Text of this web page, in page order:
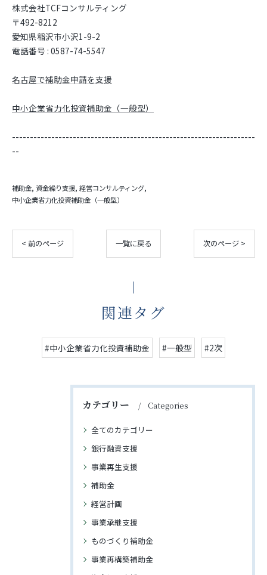
株式会社TCFコンサルティング
〒492-8212
愛知県稲沢市小沢1-9-2
電話番号 : 0587-74-5547
名古屋で補助金申請を支援
中小企業省力化投資補助金（一般型）
--------------------------------------------------------------------
--
補助金 資金繰り支援 経営コンサルティング
中小企業省力化投資補助金（一般型）
< 前のページ 一覧に戻る 次のページ >
関連タグ
#中小企業省力化投資補助金 #一般型 #2次
カテゴリー Categories
全てのカテゴリー
銀行融資支援
事業再生支援
補助金
経営計画
事業承継支援
ものづくり補助金
事業再構築補助金